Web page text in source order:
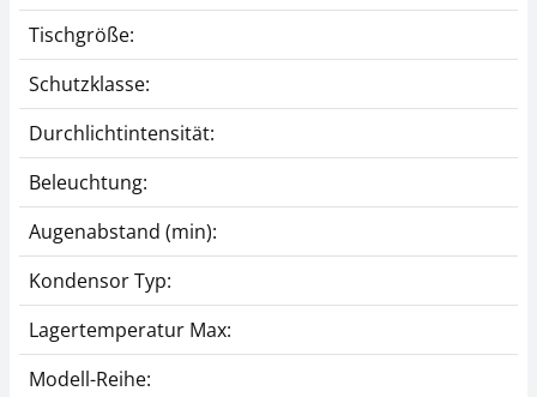
CHF 265,50
CHF 287,01 inkl. Mwst.
Phasenkontrasteinheit
Tischgröße:
Schutzklasse:
Durchlichtintensität:
Beleuchtung:
Augenabstand (min):
Kondensor Typ:
Lagertemperatur Max:
Modell-Reihe: